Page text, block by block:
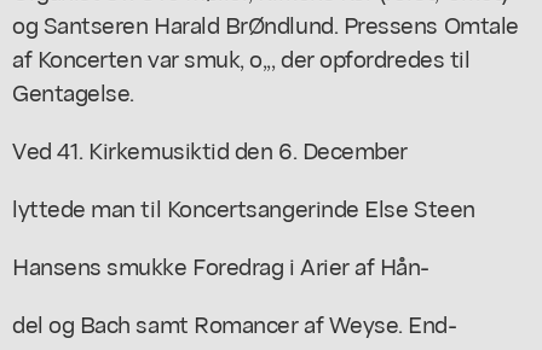
og Santseren Harald BrØndlund. Pressens Omtale
af Koncerten var smuk, o,,, der opfordredes til
Gentagelse.
Ved 41. Kirkemusiktid den 6. December
lyttede man til Koncertsangerinde Else Steen
Hansens smukke Foredrag i Arier af Hån-
del og Bach samt Romancer af Weyse. End-